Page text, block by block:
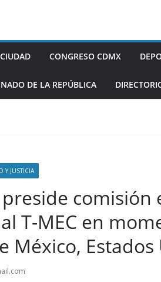
CIUDAD CONGRESO CDMX
DE LA REPÚBLICA
Y JUSTICIA
comisión
T-MEC en
México, Estados